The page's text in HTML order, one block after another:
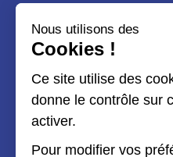
Nous utilisons des
Cookies !
Ce site utilise des
donne le contrôle sur
activer.
Pour modifier vos